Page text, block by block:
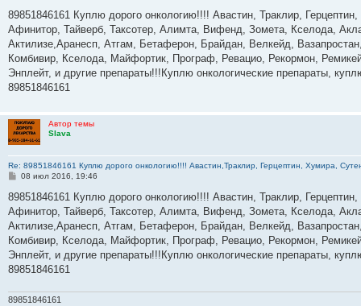
о
щ
е
и
е
89851846161 Куплю дорого онкологию!!!! Авастин, Траклир,
Афинитор, Тайверб, Таксотер, Алимта, Вифенд, Зомета, Кселода,
Актилизе,Аранесп, Атгам, Бетаферон, Брайдан, Велкейд,
Комбивир, Кселода, Майфортик, Програф, Ревацио, Рекормон,
Энплейт, и другие препараты!!!Куплю онкологические препараты,
89851846161
Автор темы
Slava
Re: 89851846161 Куплю дорого онкологию!!!! Авастин,Траклир, Герцептин, Хумира,
С
о
щ
е
и
е
08 июл 2016, 19:46
89851846161 Куплю дорого онкологию!!!! Авастин, Траклир,
Афинитор, Тайверб, Таксотер, Алимта, Вифенд, Зомета, Кселода,
Актилизе,Аранесп, Атгам, Бетаферон, Брайдан, Велкейд,
Комбивир, Кселода, Майфортик, Програф, Ревацио, Рекормон,
Энплейт, и другие препараты!!!Куплю онкологические препараты,
89851846161
89851846161